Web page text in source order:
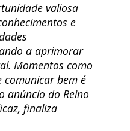
valiosa
e
a aprimorar
Momentos como
comunicar bem é
anúncio do Reino
finaliza